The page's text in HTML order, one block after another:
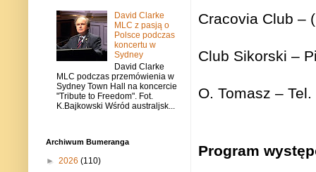
Cracovia Club –
Club Sikorski –
O. Tomasz –
Program
David Clarke
MLC z pasją o
Polsce podczas
koncertu w
Sydney
David Clarke
MLC podczas przemówienia w
Sydney Town Hall na koncercie
"Tribute to Freedom". Fot.
K.Bajkowski Wśród australjsk...
Archiwum Bumeranga
► 2026 (110)